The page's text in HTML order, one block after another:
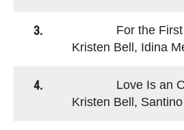
3.
For the First
Kristen Bell, Idina
4.
Love Is an
Kristen Bell,